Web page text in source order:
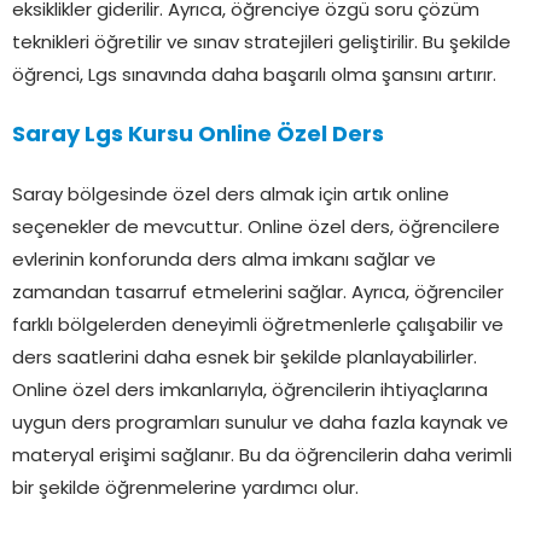
eksiklikler giderilir. Ayrıca, öğrenciye özgü soru çözüm
teknikleri öğretilir ve sınav stratejileri geliştirilir. Bu şekilde
öğrenci, Lgs sınavında daha başarılı olma şansını artırır.
Saray Lgs Kursu Online Özel Ders
Saray bölgesinde özel ders almak için artık online
seçenekler de mevcuttur. Online özel ders, öğrencilere
evlerinin konforunda ders alma imkanı sağlar ve
zamandan tasarruf etmelerini sağlar. Ayrıca, öğrenciler
farklı bölgelerden deneyimli öğretmenlerle çalışabilir ve
ders saatlerini daha esnek bir şekilde planlayabilirler.
Online özel ders imkanlarıyla, öğrencilerin ihtiyaçlarına
uygun ders programları sunulur ve daha fazla kaynak ve
materyal erişimi sağlanır. Bu da öğrencilerin daha verimli
bir şekilde öğrenmelerine yardımcı olur.